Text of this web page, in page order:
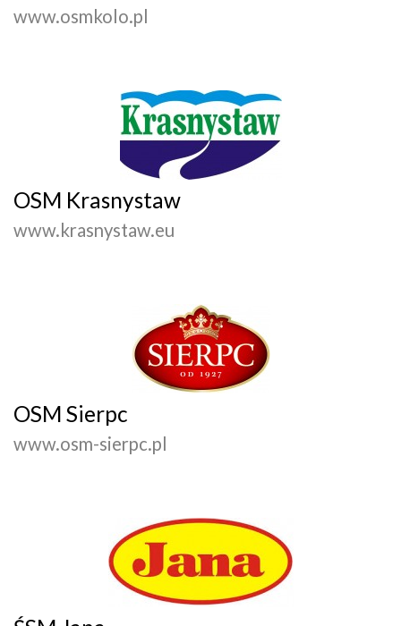
www.osmkolo.pl
OSM Krasnystaw
www.krasnystaw.eu
OSM Sierpc
www.osm-sierpc.pl